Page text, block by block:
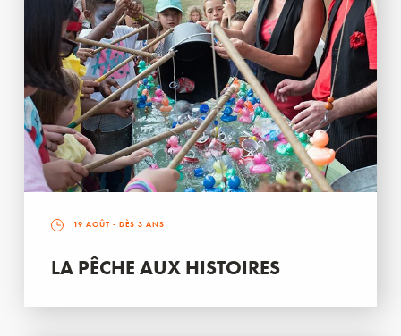
19 AOÛT - DÈS 3 ANS
LA PÊCHE AUX HISTOIRES